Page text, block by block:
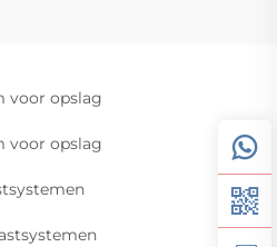
voor opslag
voor opslag